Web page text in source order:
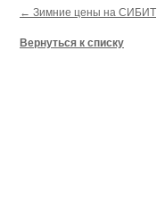
← Зимние цены на СИБИТ
Вернуться к списку